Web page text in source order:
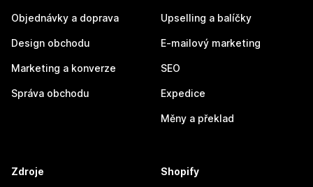
Objednávky a doprava
Design obchodu
Marketing a konverze
Správa obchodu
Upselling a balíčky
E-mailový marketing
SEO
Expedice
Měny a překlad
Zdroje Shopify